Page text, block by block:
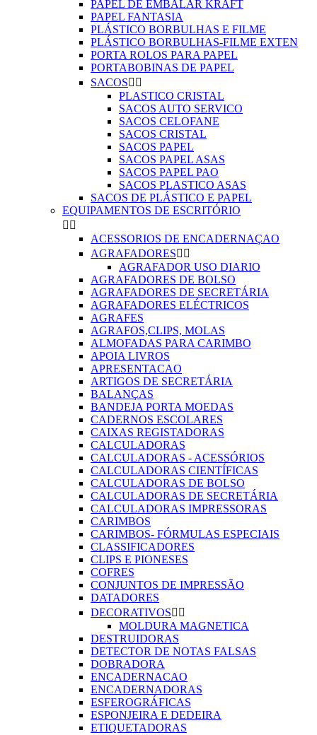
PAPEL DE EMBALAR KRAFT
PAPEL FANTASIA
PLÁSTICO BORBULHAS E FILME
PLÁSTICO BORBULHAS-FILME EXTEN
PORTA ROLOS PARA PAPEL
PORTABOBINAS DE PAPEL
SACOS 
PLASTICO CRISTAL
SACOS AUTO SERVICO
SACOS CELOFANE
SACOS CRISTAL
SACOS PAPEL
SACOS PAPEL ASAS
SACOS PAPEL PAO
SACOS PLASTICO ASAS
SACOS DE PLÁSTICO E PAPEL
EQUIPAMENTOS DE ESCRITÓRIO
 
ACESSORIOS DE ENCADERNAÇAO
AGRAFADORES 
AGRAFADOR USO DIARIO
AGRAFADORES DE BOLSO
AGRAFADORES DE SECRETÁRIA
AGRAFADORES ELÉCTRICOS
AGRAFES
AGRAFOS,CLIPS, MOLAS
ALMOFADAS PARA CARIMBO
APOIA LIVROS
APRESENTACAO
ARTIGOS DE SECRETÁRIA
BALANÇAS
BANDEJA PORTA MOEDAS
CADERNOS ESCOLARES
CAIXAS REGISTADORAS
CALCULADORAS
CALCULADORAS - ACESSÓRIOS
CALCULADORAS CIENTÍFICAS
CALCULADORAS DE BOLSO
CALCULADORAS DE SECRETÁRIA
CALCULADORAS IMPRESSORAS
CARIMBOS
CARIMBOS- FÓRMULAS ESPECIAIS
CLASSIFICADORES
CLIPS E PIONESES
COFRES
CONJUNTOS DE IMPRESSÃO
DATADORES
DECORATIVOS 
MOLDURA MAGNETICA
DESTRUIDORAS
DETECTOR DE NOTAS FALSAS
DOBRADORA
ENCADERNACAO
ENCADERNADORAS
ESFEROGRÁFICAS
ESPONJEIRA E DEDEIRA
ETIQUETADORAS